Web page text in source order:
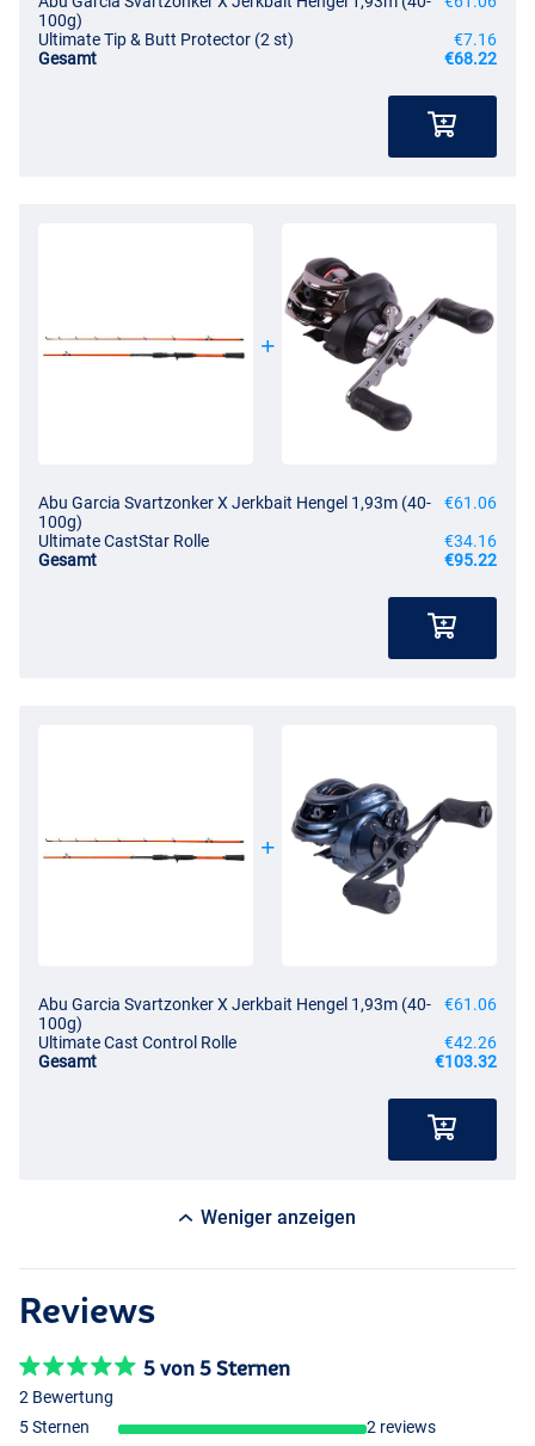
100g)
Ultimate Tip & Butt Protector (2 st)
€7.16
Gesamt
€68.22
Abu Garcia Svartzonker X Jerkbait Hengel 1,93m (40-
100g)
€61.06
Ultimate CastStar Rolle
€34.16
Gesamt
€95.22
Abu Garcia Svartzonker X Jerkbait Hengel 1,93m (40-
100g)
€61.06
Ultimate Cast Control Rolle
€42.26
Gesamt
€103.32
Weniger anzeigen
Reviews
5 von 5 Sternen
2 Bewertung
5 Sternen
2 reviews